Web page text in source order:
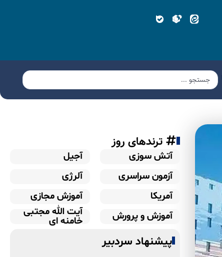
ترندهای روز
آتش سوزی
آجیل
آزمون سراسری
آلرژی
آمریکا
آموزش مجازی
آموزش و پرورش
آیت الله مجتبی
خامنه ای
پیشنهاد سردبیر